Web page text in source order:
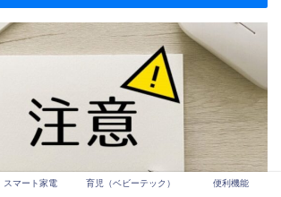
スマート家電 育児（ベビーテック） 便利機能